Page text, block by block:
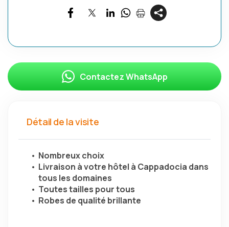
Détail de la visite
Nombreux choix
Livraison à votre hôtel à Cappadocia dans
tous les domaines
Toutes tailles pour tous
Robes de qualité brillante
Contactez WhatsApp